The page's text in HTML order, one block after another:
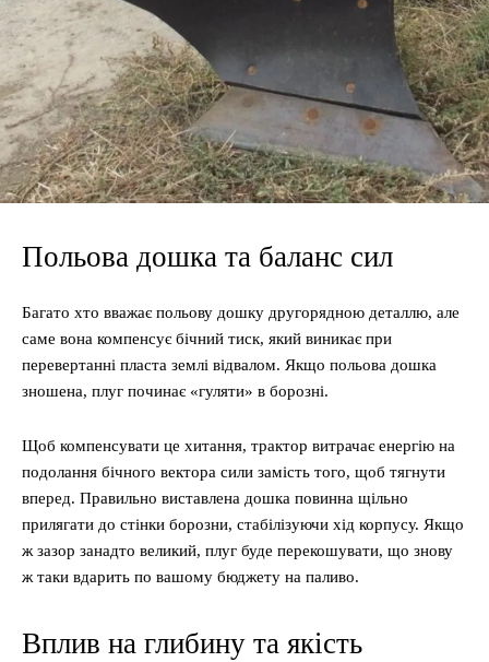
Польова дошка та баланс сил
Багато хто вважає польову дошку другорядною деталлю, але
саме вона компенсує бічний тиск, який виникає при
перевертанні пласта землі відвалом. Якщо польова дошка
зношена, плуг починає «гуляти» в борозні.
Щоб компенсувати це хитання, трактор витрачає енергію на
подолання бічного вектора сили замість того, щоб тягнути
вперед. Правильно виставлена дошка повинна щільно
прилягати до стінки борозни, стабілізуючи хід корпусу. Якщо
ж зазор занадто великий, плуг буде перекошувати, що знову
ж таки вдарить по вашому бюджету на паливо.
Вплив на глибину та якість